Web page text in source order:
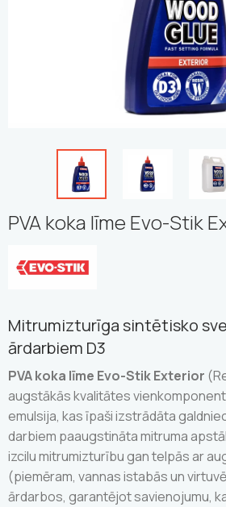
PVA koka līme Evo-Stik
Mitrumizturīga sintētisko
ārdarbiem D3
PVA koka līme Evo-Stik Exterior
augstākās kvalitātes
emulsija, kas īpaši izstrādāta
darbiem paaugstināta mitruma
izcilu mitrumizturību gan telpās ar
(piemēram, vannas istabās un
ārdarbos, garantējot savienojumu,